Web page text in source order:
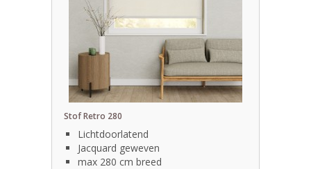
Stof Retro 280
Lichtdoorlatend
Jacquard geweven
max 280 cm breed